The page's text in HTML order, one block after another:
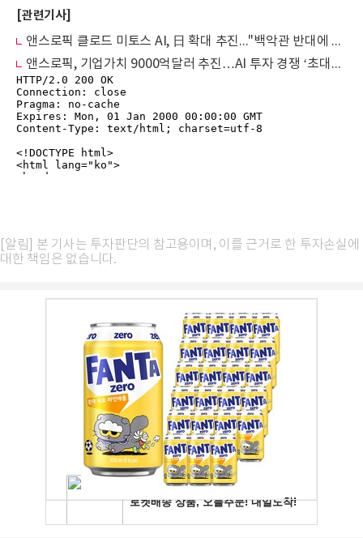
[관련기사]
앤스로픽 클로드 미토스 AI, 日 확대 추진..."백악관 반대에 직면"
앤스로픽, 기업가치 9000억달러 추진…AI 투자 경쟁 ‘초대형 국면’
[알림] 본 기사는 투자판단의 참고용이며, 이를 근거로 한 투자손실에
대한 책임은 없습니다.